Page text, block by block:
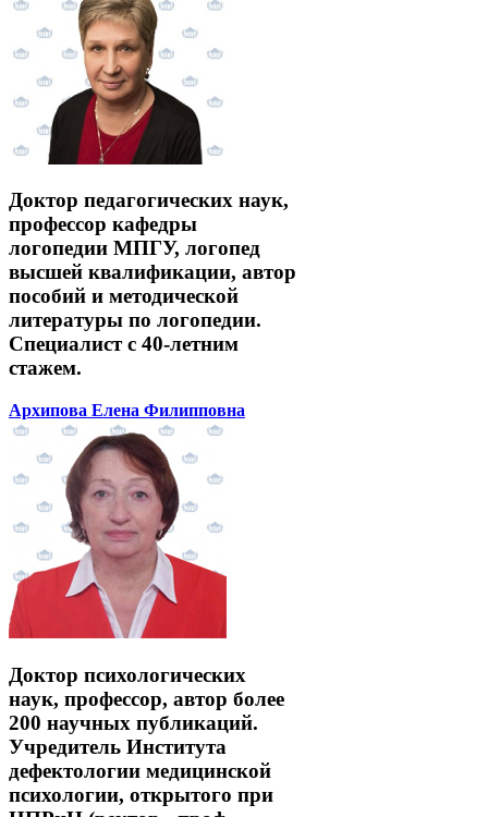
Доктор педагогических наук,
профессор кафедры
логопедии МПГУ, логопед
высшей квалификации, автор
пособий и методической
литературы по логопедии.
Специалист с 40-летним
стажем.
Архипова Елена Филипповна
Доктор психологических
наук, профессор, автор более
200 научных публикаций.
Учредитель Института
дефектологии медицинской
психологии, открытого при